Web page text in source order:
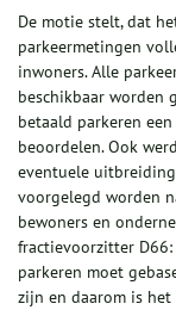
De motie stelt, dat
parkeermetingen
inwoners. Alle
beschikbaar worden
betaald parkeren
beoordelen. Ook
eventuele
voorgelegd worden
bewoners en
fractievoorzitter
parkeren moet
zijn en daarom is